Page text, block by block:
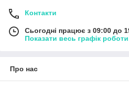
Контакти
Сьогодні працює з 09:00 до
Показати весь графік роботи
Про нас